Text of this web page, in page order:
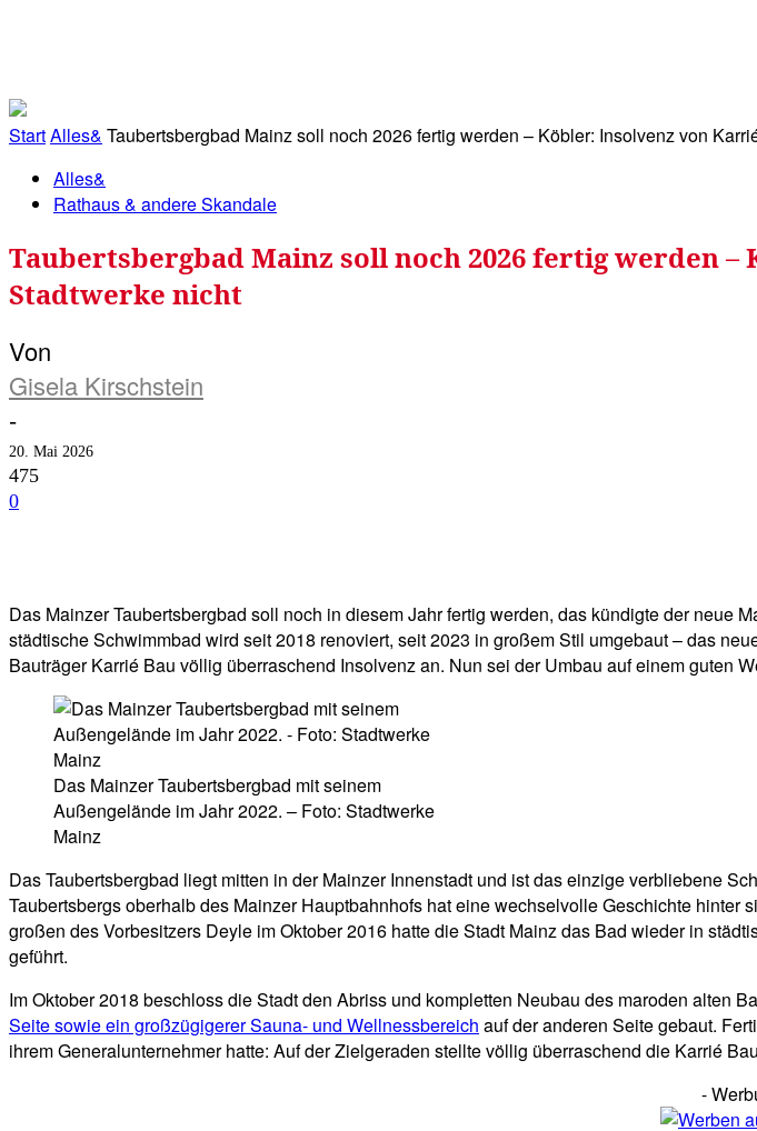
StartAlles& Taubertsbergbad Mainz soll noch 2026 fertig werden – Köbler: Insolvenz von
Alles&
Rathaus & andere Skandale
Taubertsbergbad Mainz soll noch 2026 fertig werden
Stadtwerke nicht
Von
Gisela Kirschstein
-
20. Mai 2026
475
0
Das Mainzer Taubertsbergbad soll noch in diesem Jahr fertig werden, das kündigte der
städtische Schwimmbad wird seit 2018 renoviert, seit 2023 in großem Stil umgebaut – das
Bauträger Karrié Bau völlig überraschend Insolvenz an. Nun sei der Umbau auf einem guten
Das Mainzer Taubertsbergbad mit seinem
Außengelände im Jahr 2022. – Foto: Stadtwerke
Mainz
Das Taubertsbergbad liegt mitten in der Mainzer Innenstadt und ist das einzige verbliebene
Taubertsbergs oberhalb des Mainzer Hauptbahnhofs hat eine wechselvolle Geschichte
großen des Vorbesitzers Deyle im Oktober 2016 hatte die Stadt Mainz das Bad wieder in
geführt.
Im Oktober 2018 beschloss die Stadt den Abriss und kompletten Neubau des maroden alten
Seite sowie ein großzügigerer Sauna- und Wellnessbereich auf der anderen Seite gebaut.
ihrem Generalunternehmer hatte: Auf der Zielgeraden stellte völlig überraschend die Karrié
-